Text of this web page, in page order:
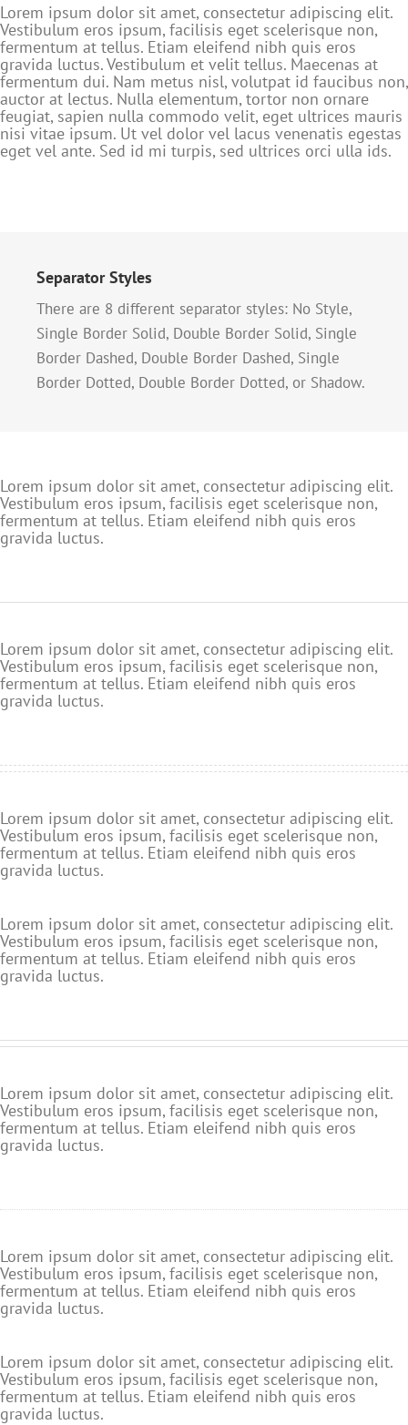
Lorem ipsum dolor sit amet, consectetur adipiscing elit.
Vestibulum eros ipsum, facilisis eget scelerisque non,
fermentum at tellus. Etiam eleifend nibh quis eros
gravida luctus. Vestibulum et velit tellus. Maecenas at
fermentum dui. Nam metus nisl, volutpat id faucibus non,
auctor at lectus. Nulla elementum, tortor non ornare
feugiat, sapien nulla commodo velit, eget ultrices mauris
nisi vitae ipsum. Ut vel dolor vel lacus venenatis egestas
eget vel ante. Sed id mi turpis, sed ultrices orci ulla ids.
Separator Styles
There are 8 different separator styles: No Style,
Single Border Solid, Double Border Solid, Single
Border Dashed, Double Border Dashed, Single
Border Dotted, Double Border Dotted, or Shadow.
Lorem ipsum dolor sit amet, consectetur adipiscing elit.
Vestibulum eros ipsum, facilisis eget scelerisque non,
fermentum at tellus. Etiam eleifend nibh quis eros
gravida luctus.
Lorem ipsum dolor sit amet, consectetur adipiscing elit.
Vestibulum eros ipsum, facilisis eget scelerisque non,
fermentum at tellus. Etiam eleifend nibh quis eros
gravida luctus.
Lorem ipsum dolor sit amet, consectetur adipiscing elit.
Vestibulum eros ipsum, facilisis eget scelerisque non,
fermentum at tellus. Etiam eleifend nibh quis eros
gravida luctus.
Lorem ipsum dolor sit amet, consectetur adipiscing elit.
Vestibulum eros ipsum, facilisis eget scelerisque non,
fermentum at tellus. Etiam eleifend nibh quis eros
gravida luctus.
Lorem ipsum dolor sit amet, consectetur adipiscing elit.
Vestibulum eros ipsum, facilisis eget scelerisque non,
fermentum at tellus. Etiam eleifend nibh quis eros
gravida luctus.
Lorem ipsum dolor sit amet, consectetur adipiscing elit.
Vestibulum eros ipsum, facilisis eget scelerisque non,
fermentum at tellus. Etiam eleifend nibh quis eros
gravida luctus.
Lorem ipsum dolor sit amet, consectetur adipiscing elit.
Vestibulum eros ipsum, facilisis eget scelerisque non,
fermentum at tellus. Etiam eleifend nibh quis eros
gravida luctus.